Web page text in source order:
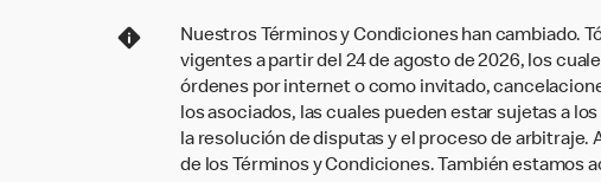
Nuestros Términos y Condiciones han cambiado.
vigentes a partir del 24 de agosto de 2026, los
órdenes por internet o como invitado,
los asociados, las cuales pueden estar sujetas a
la resolución de disputas y el proceso de
de los Términos y Condiciones. También estamos